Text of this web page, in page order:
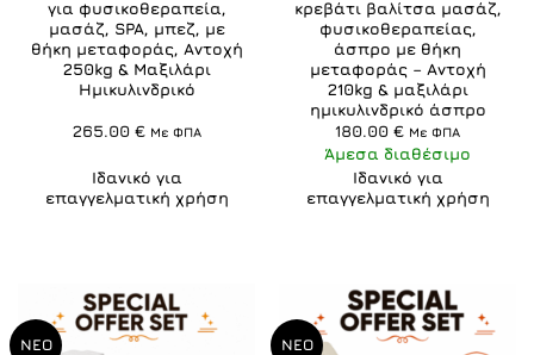
για φυσικοθεραπεία,
μασάζ, SPA, μπεζ, με
θήκη μεταφοράς, Αντοχή
250kg & Μαξιλάρι
Ημικυλινδρικό
265.00 € Με ΦΠΑ
Ιδανικό για
επαγγελματική χρήση
κρεβάτι βαλίτσα μασάζ,
φυσικοθεραπείας,
άσπρο με θήκη
μεταφοράς – Αντοχή
210kg & μαξιλάρι
ημικυλινδρικό άσπρο
180.00 € Με ΦΠΑ
Άμεσα διαθέσιμο
Ιδανικό για
επαγγελματική χρήση
ΝΕΟ ΝΕΟ